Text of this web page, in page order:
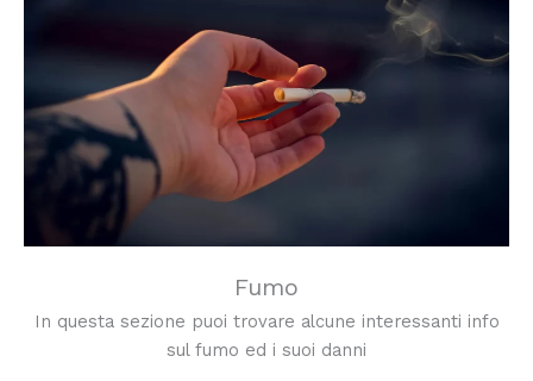
Fumo
In questa sezione puoi trovare alcune interessanti info
sul fumo ed i suoi danni